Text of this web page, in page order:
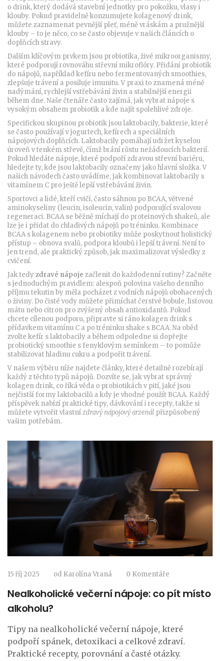
o drink, který dodává stavební jednotky pro pokožku, vlasy i
klouby. Pokud pravidelně konzumujete kolagenový drink,
můžete zaznamenat pevnější pleť, méně vráskám a pružnější
klouby – to je něco, co se často objevuje v našich článcích o
doplňcích stravy.
Dalším klíčovým prvkem jsou probiotika,živé mikroorganismy,
které podporují rovnováhu střevní mikroflóry. Přidání probiotik
do nápojů, například kefíru nebo fermentovaných smoothies,
zlepšuje trávení a posiluje imunitu. V praxi to znamená méně
nadýmání, rychlejší vstřebávání živin a stabilnější energii
během dne. Naše čtenáře často zajímá, jak vybrat nápoje s
vysokým obsahem probiotik a kde najít spolehlivé zdroje.
Specifickou skupinou probiotik jsoulaktobacily,bakterie, které
se často používají v jogurtech, kefírech a speciálních
nápojových doplňcích. Laktobacily pomáhají udržet kyselou
úroveň v tenkém střevě, čímž brání růstu nežádoucích bakterií.
Pokud hledáte nápoje, které podpoří zdravou střevní bariéru,
hledejte ty, kde jsou laktobacily označeny jako hlavní složka. V
našich návodech často uvádíme, jak kombinovat laktobacily s
vitamínem C pro ještě lepší vstřebávání živin.
Sportovci a lidé, kteří cvičí, často sáhnou po BCAA,větvené
aminokyseliny (leucin, isoleucin, valin) podporující svalovou
regeneraci. BCAA se běžně míchají do proteinových shakeů, ale
lze je i přidat do chladivých nápojů po tréninku. Kombinace
BCAA s kolagenem nebo probiotiky může poskytnout holistický
přístup – obnova svalů, podpora kloubů i lepší trávení. Není to
jen trend, ale praktický způsob, jak maximalizovat výsledky z
cvičení.
Jak tedyzdravé nápoje začlenit do každodenní rutiny? Začněte
s jednoduchým pravidlem: alespoň polovina vašeho denního
příjmu tekutin by měla pocházet z vodních nápojů obohacených
o živiny. Do čisté vody můžete přimíchat čerstvé bobule, listovou
mátu nebo citron pro zvýšený obsah antioxidantů. Pokud
chcete cílenou podporu, připravte si ráno kolagen drink s
přídavkem vitamínu C a po tréninku shake s BCAA. Na oběd
zvolte kefír s laktobacily a během odpoledne si dopřejte
probiotický smoothie s fenyklovým semínkem – to pomůže
stabilizovat hladinu cukru a podpořit trávení.
V našem výběru níže najdete články, které detailně rozebírají
každý z těchto typů nápojů. Dozvíte se, jak vybrat správný
kolagen drink, co říká věda o probiotikách v pití, jaké jsou
nejčistší formy laktobacilů a kdy je vhodné použít BCAA. Každý
příspěvek nabízí praktické tipy, dávkování i recepty, takže si
můžete vytvořit vlastnízdravý nápojový arzenál přizpůsobený
vašim potřebám.
15 říj 2025 od Karolína Vraná 0 Komentáře
Nealkoholické večerní nápoje: co pít místo
alkoholu?
Tipy na nealkoholické večerní nápoje, které
podpoří spánek, detoxikaci a celkové zdraví.
Praktické recepty, porovnání a časté otázky.